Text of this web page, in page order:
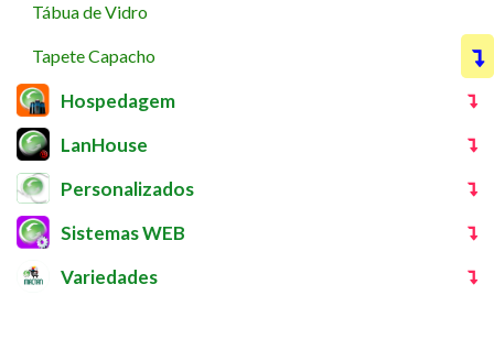
Tábua de Vidro
Tapete Capacho
Hospedagem
LanHouse
Personalizados
Sistemas WEB
Variedades